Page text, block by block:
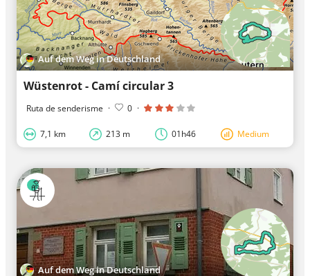
Auf dem Weg in Deutschland
Wüstenrot - Camí circular 3
Ruta de senderisme · 0 ·
7,1 km 213 m 01h46 Medium
Auf dem Weg in Deutschland